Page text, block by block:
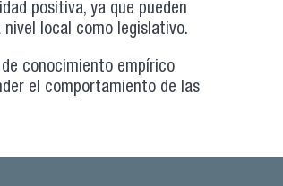
positiva, ya que pueden
local como legislativo.
conocimiento empírico
el comportamiento de las